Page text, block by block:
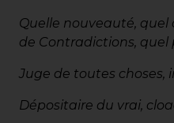
Quelle nouveauté, quel
de Contradictions, quel
Juge de toutes choses,
Dépositaire du vrai,